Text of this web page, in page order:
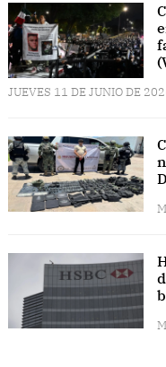
JUEVES 11 DE JUNIO DE